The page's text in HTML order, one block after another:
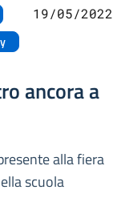
19/05/2022
ancora a
alla fiera
scuola